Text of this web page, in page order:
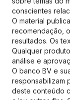
conscientes
O material
recomendação,
resultados. Os
Qualquer
análise e
O banco BV e
responsabilizam
deste conteúdo